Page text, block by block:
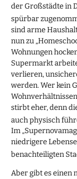
der Großstädte in
spürbar
sind arme
nun zu
Wohnungen
Supermarkt
verlieren,
werden. Wer kein
stirbt eher, denn
auch physisch
Im
niedrigere
benachteiligten
Aber gibt es einen